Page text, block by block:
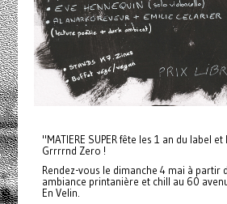
"MATIERE SUPER fête les 1 an du label
Grrrrnd Zero !
Rendez-vous le dimanche 4 mai à partir
ambiance printanière et chill au 60
En Velin.